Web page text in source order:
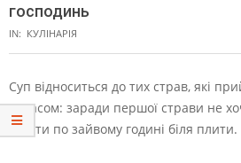
господинь
IN: КУЛІНАРІЯ
Суп відноситься до тих страв, які
запасом: заради першої страви не
стояти по зайвому годині біля плити.